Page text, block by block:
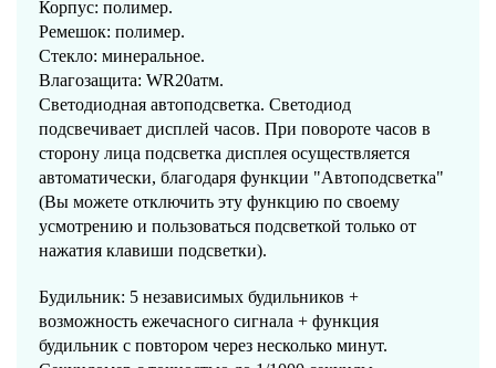
Корпус: полимер.
Ремешок: полимер.
Стекло: минеральное.
Влагозащита: WR20атм.
Светодиодная автоподсветка. Светодиод
подсвечивает дисплей часов. При повороте часов в
сторону лица подсветка дисплея осуществляется
автоматически, благодаря функции "Автоподсветка"
(Вы можете отключить эту функцию по своему
усмотрению и пользоваться подсветкой только от
нажатия клавиши подсветки).
Будильник: 5 независимых будильников +
возможность ежечасного сигнала + функция
будильник с повтором через несколько минут.